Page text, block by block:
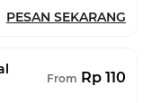
PESAN SEKARANG
From Rp 110